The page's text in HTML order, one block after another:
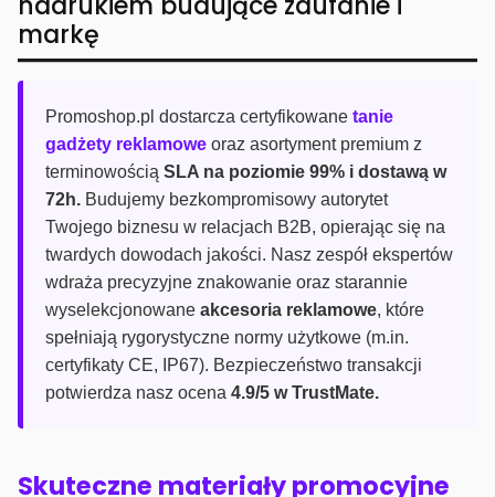
markę
Promoshop.pl dostarcza certyfikowane tanie
gadżety reklamowe oraz asortyment premium z
terminowością SLA na poziomie 99% i dostawą w
72h. Budujemy bezkompromisowy autorytet
Twojego biznesu w relacjach B2B, opierając się na
twardych dowodach jakości. Nasz zespół ekspertów
wdraża precyzyjne znakowanie oraz starannie
wyselekcjonowane akcesoria reklamowe, które
spełniają rygorystyczne normy użytkowe (m.in.
certyfikaty CE, IP67). Bezpieczeństwo transakcji
potwierdza nasz ocena 4.9/5 w TrustMate.
Skuteczne materiały promocyjne